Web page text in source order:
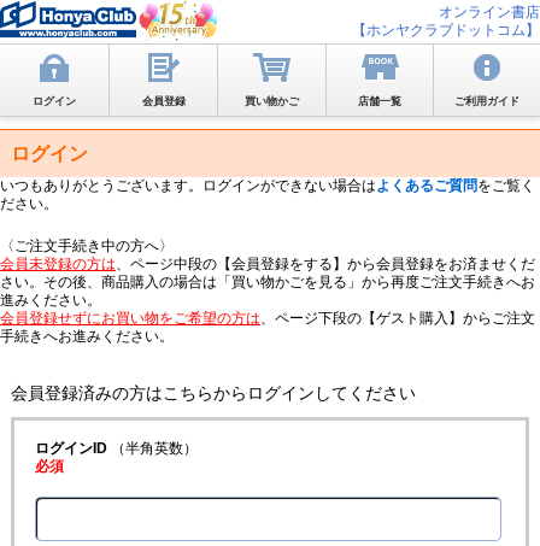
オンライン書店
【ホンヤクラブドットコム】
ログイン 会員登録 買い物かご 店舗一覧 ご利用ガイド
ログイン
いつもありがとうございます。ログインができない場合はよくあるご質問をご覧く
ださい。
〈ご注文手続き中の方へ〉
会員未登録の方は、ページ中段の【会員登録をする】から会員登録をお済ませくだ
さい。その後、商品購入の場合は「買い物かごを見る」から再度ご注文手続きへお
進みください。
会員登録せずにお買い物をご希望の方は、ページ下段の【ゲスト購入】からご注文
手続きへお進みください。
会員登録済みの方はこちらからログインしてください
ログインID（半角英数）
必須